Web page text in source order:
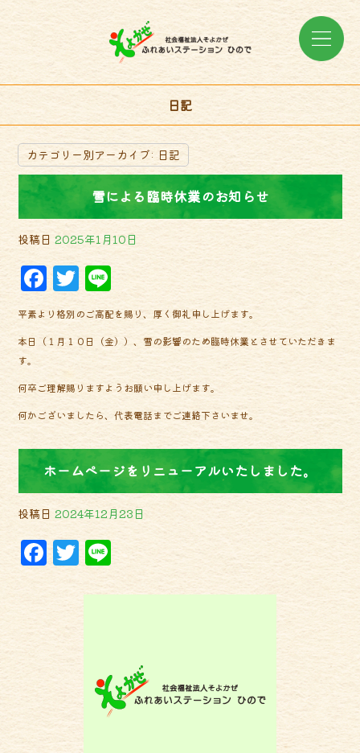
日記
カテゴリー別アーカイブ:日記
雪による臨時休業のお知らせ
投稿日 2025年1月10日
F
a
c
e
b
o
o
k
T
w
it
t
e
r
Li
n
e
平素より格別のご高配を賜り、厚く御礼申し上げます。
本日（１月１０日（金））、雪の影響のため臨時休業とさせていただきま
す。
何卒ご理解賜りますようお願い申し上げます。
何かございましたら、代表電話までご連絡下さいませ。
ホームページをリニューアルいたしました。
投稿日 2024年12月23日
F
e
b
o
o
k
T
w
it
e
r
Li
n
e